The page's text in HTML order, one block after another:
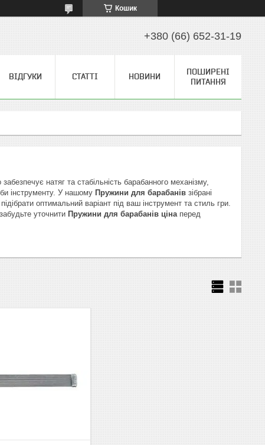
Кошик
+380 (66) 652-31-19
ВІДГУКИ СТАТТІ НОВИНИ
ПОШИРЕНІ
ПИТАННЯ
натяг та стабільність барабанного механізму,
інструменту. У нашому Пружини для барабанів зібрані
оптимальний варіант під ваш інструмент та стиль гри.
уточнити Пружини для барабанів цінаперед